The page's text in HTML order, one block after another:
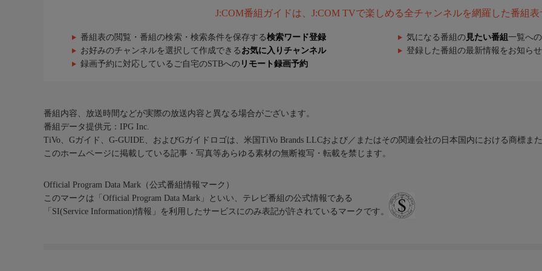
J:COM番組ガイドは、J:COM TVで楽しめる全チャンネルを網羅した番組
番組表の閲覧・番組の検索・検索条件を保存する検索ワード登録 気になる番組の 見たい番組 一覧へ
お好みのチャンネルを選択して作成できる お気に入りチャンネル
登録した番組の最新情報をお知ら
録画予約に対応しているご自宅のSTBへの リモート録画予約
番組内容、放送時間などが実際の放送内容と異なる場合がございます。
番組データ提供元：IPG Inc.
TiVo、Gガイド、G-GUIDE、およびGガイドロゴは、米国TiVo Brands LLCおよび／またはその関連会社の日本国内における商標ま
このホームページに掲載している記事・写真等あらゆる素材の無断複写・転載を禁じます。
Official Program Data Mark（公式番組情報マーク）
このマークは「Official Program Data Mark」といい、テレビ番組の公式情報である
「SI(Service Information)情報」を利用したサービスにのみ表記が許されているマークです。